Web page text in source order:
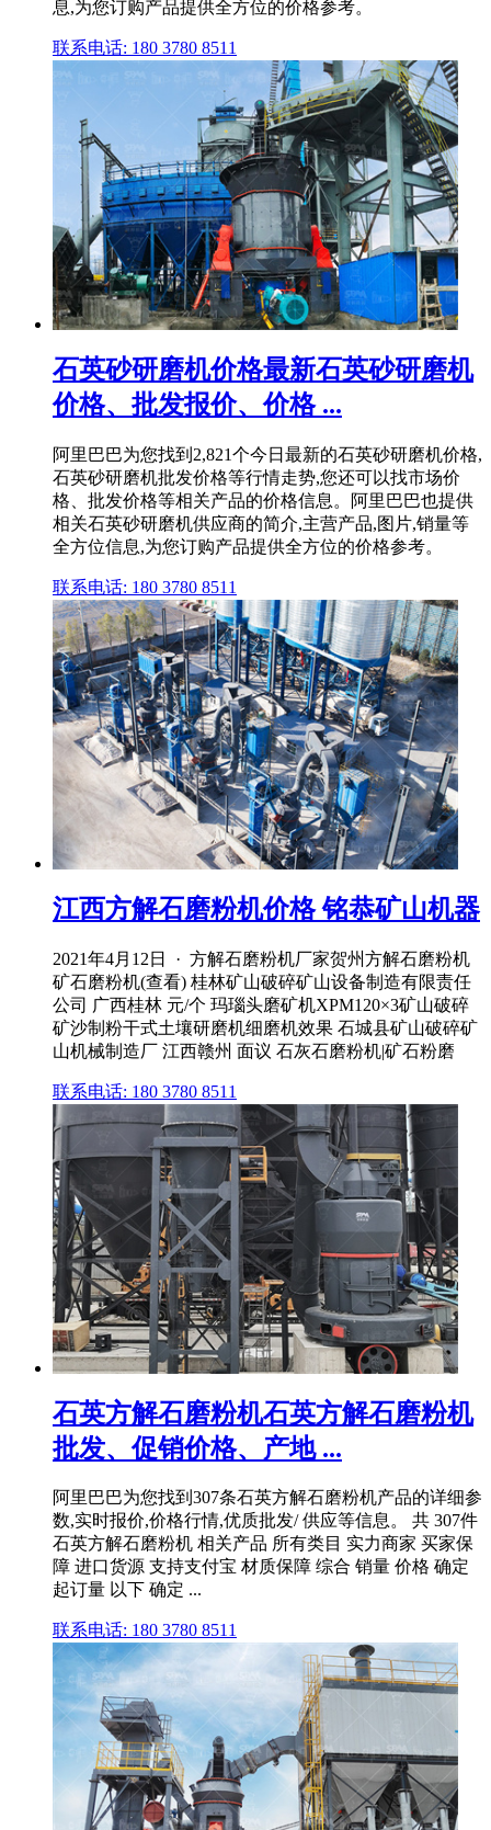
息,为您订购产品提供全方位的价格参考。
联系电话: 180 3780 8511
石英砂研磨机价格最新石英砂研磨机
价格、批发报价、价格 ...
阿里巴巴为您找到2,821个今日最新的石英砂研磨机价格,
石英砂研磨机批发价格等行情走势,您还可以找市场价
格、批发价格等相关产品的价格信息。阿里巴巴也提供
相关石英砂研磨机供应商的简介,主营产品,图片,销量等
全方位信息,为您订购产品提供全方位的价格参考。
联系电话: 180 3780 8511
江西方解石磨粉机价格 铭恭矿山机器
2021年4月12日 · 方解石磨粉机厂家贺州方解石磨粉机
矿石磨粉机(查看) 桂林矿山破碎矿山设备制造有限责任
公司 广西桂林 元/个 玛瑙头磨矿机XPM120×3矿山破碎
矿沙制粉干式土壤研磨机细磨机效果 石城县矿山破碎矿
山机械制造厂 江西赣州 面议 石灰石磨粉机|矿石粉磨
联系电话: 180 3780 8511
石英方解石磨粉机石英方解石磨粉机
批发、促销价格、产地 ...
阿里巴巴为您找到307条石英方解石磨粉机产品的详细参
数,实时报价,价格行情,优质批发/ 供应等信息。 共 307件
石英方解石磨粉机 相关产品 所有类目 实力商家 买家保
障 进口货源 支持支付宝 材质保障 综合 销量 价格 确定
起订量 以下 确定 ...
联系电话: 180 3780 8511